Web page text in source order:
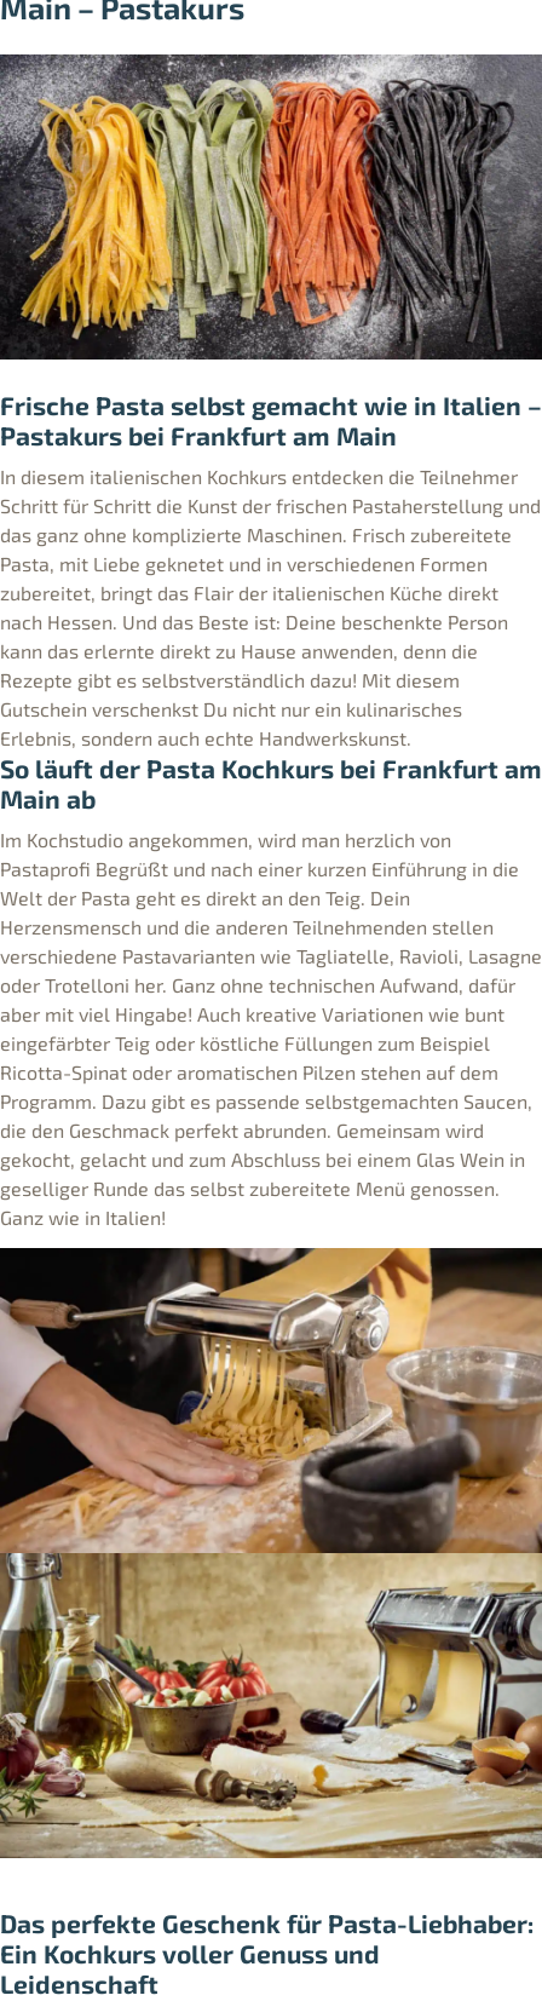
Frische Pasta selbst gemacht wie in Italien –
Pastakurs bei Frankfurt am Main
In diesem italienischen Kochkurs entdecken die Teilnehmer
Schritt für Schritt die Kunst der frischen Pastaherstellung und
das ganz ohne komplizierte Maschinen. Frisch zubereitete
Pasta, mit Liebe geknetet und in verschiedenen Formen
zubereitet, bringt das Flair der italienischen Küche direkt
nach Hessen. Und das Beste ist: Deine beschenkte Person
kann das erlernte direkt zu Hause anwenden, denn die
Rezepte gibt es selbstverständlich dazu! Mit diesem
Gutschein verschenkst Du nicht nur ein kulinarisches
Erlebnis, sondern auch echte Handwerkskunst.
So läuft der Pasta Kochkurs bei Frankfurt am
Main ab
Im Kochstudio angekommen, wird man herzlich von
Pastaprofi Begrüßt und nach einer kurzen Einführung in die
Welt der Pasta geht es direkt an den Teig. Dein
Herzensmensch und die anderen Teilnehmenden stellen
verschiedene Pastavarianten wie Tagliatelle, Ravioli, Lasagne
oder Trotelloni her. Ganz ohne technischen Aufwand, dafür
aber mit viel Hingabe! Auch kreative Variationen wie bunt
eingefärbter Teig oder köstliche Füllungen zum Beispiel
Ricotta-Spinat oder aromatischen Pilzen stehen auf dem
Programm. Dazu gibt es passende selbstgemachten Saucen,
die den Geschmack perfekt abrunden. Gemeinsam wird
gekocht, gelacht und zum Abschluss bei einem Glas Wein in
geselliger Runde das selbst zubereitete Menü genossen.
Ganz wie in Italien!
Das perfekte Geschenk für Pasta-Liebhaber:
Ein Kochkurs voller Genuss und
Leidenschaft